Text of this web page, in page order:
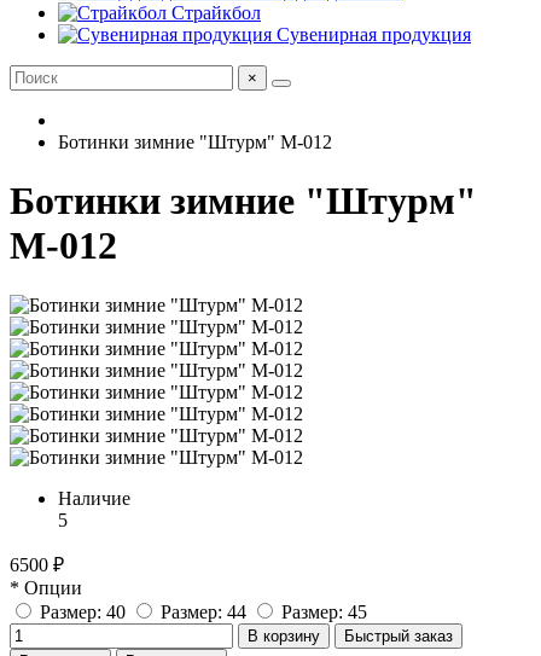
Страйкбол
Сувенирная продукция
×
Ботинки зимние "Штурм" М-012
Ботинки зимние "Штурм"
М-012
Наличие
5
6500 ₽
* Опции
Размер: 40
Размер: 44 Размер: 45
В корзину
Быстрый заказ